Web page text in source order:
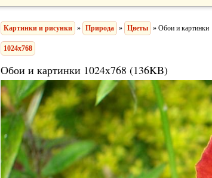
Картинки и рисунки » Природа » Цветы » Обои и картинки
1024x768
Обои и картинки 1024x768 (136KB)